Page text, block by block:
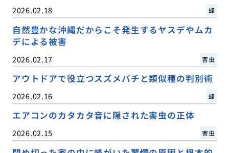
2026.02.18 蜂
自然豊かな沖縄だからこそ発生するヤスデやムカ
デによる被害
2026.02.17 害虫
アウトドアで役立つスズメバチと類似種の判別術
2026.02.16 蜂
エアコンのカタカタ音に隠された害虫の正体
2026.02.15 害虫